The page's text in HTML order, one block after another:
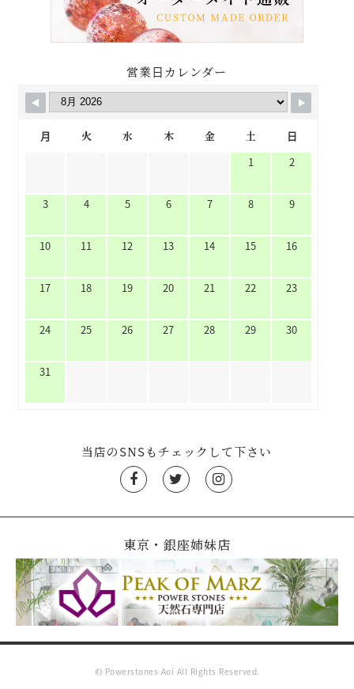
営業日カレンダー
月 火 水 木 金 土
日
1
2
3 4 5 6 7 8 9
10 11 12 13 14 15 16
17 18 19 20 21 22 23
24 25 26 27 28 29 30
31
当店のSNSもチェックして下さい
東京・銀座姉妹店
© Powerstones Aoi All Rights Reserved.